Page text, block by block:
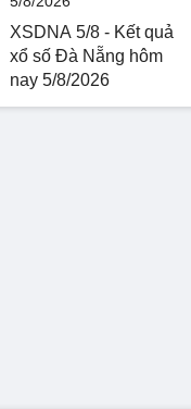
XSDNA 5/8 - Kết quả
xổ số Đà Nẵng hôm
nay 5/8/2026